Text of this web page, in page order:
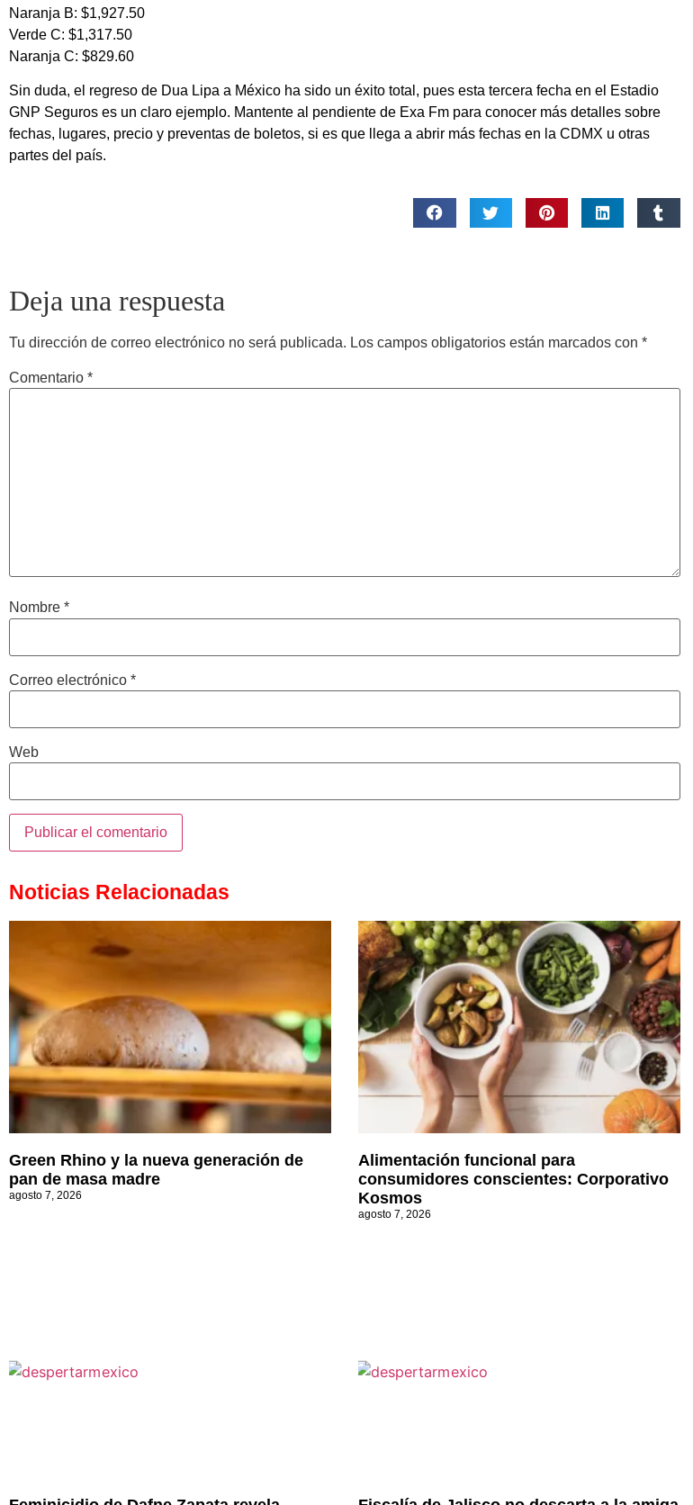
Naranja B: $1,927.50
Verde C: $1,317.50
Naranja C: $829.60
Sin duda, el regreso de Dua Lipa a México ha sido un éxito total, pues esta tercera fecha en el Estadio
GNP Seguros es un claro ejemplo. Mantente al pendiente de Exa Fm para conocer más detalles sobre
fechas, lugares, precio y preventas de boletos, si es que llega a abrir más fechas en la CDMX u otras
partes del país.
Deja una respuesta
Tu dirección de correo electrónico no será publicada. Los campos obligatorios están marcados con *
Comentario *
Nombre *
Correo electrónico *
Web
Noticias Relacionadas
Green Rhino y la nueva generación de
pan de masa madre
agosto 7, 2026
Alimentación funcional para
consumidores conscientes: Corporativo
Kosmos
agosto 7, 2026